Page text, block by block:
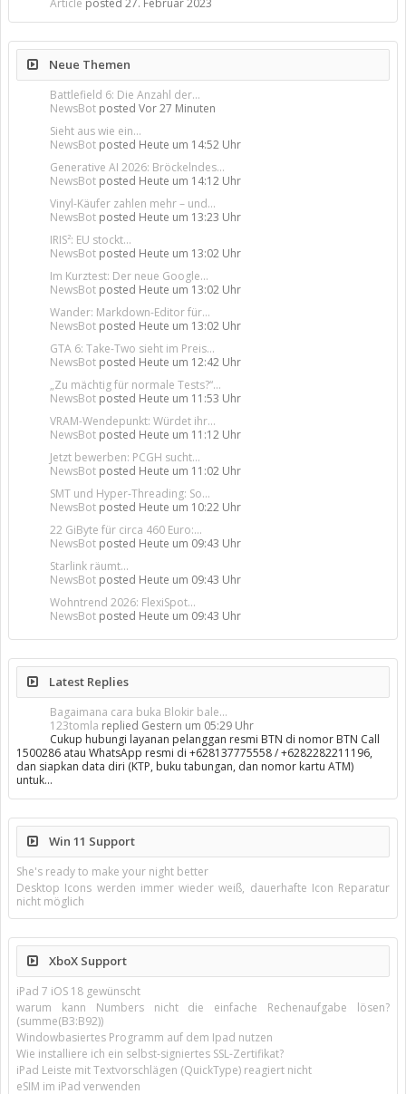
Article posted 27. Februar 2023
Neue Themen
Battlefield 6: Die Anzahl der...
NewsBot posted Vor 27 Minuten
Sieht aus wie ein...
NewsBot posted Heute um 14:52 Uhr
Generative AI 2026: Bröckelndes...
NewsBot posted Heute um 14:12 Uhr
Vinyl-Käufer zahlen mehr – und...
NewsBot posted Heute um 13:23 Uhr
IRIS²: EU stockt...
NewsBot posted Heute um 13:02 Uhr
Im Kurztest: Der neue Google...
NewsBot posted Heute um 13:02 Uhr
Wander: Markdown-Editor für...
NewsBot posted Heute um 13:02 Uhr
GTA 6: Take-Two sieht im Preis...
NewsBot posted Heute um 12:42 Uhr
„Zu mächtig für normale Tests?“...
NewsBot posted Heute um 11:53 Uhr
VRAM-Wendepunkt: Würdet ihr...
NewsBot posted Heute um 11:12 Uhr
Jetzt bewerben: PCGH sucht...
NewsBot posted Heute um 11:02 Uhr
SMT und Hyper-Threading: So...
NewsBot posted Heute um 10:22 Uhr
22 GiByte für circa 460 Euro:...
NewsBot posted Heute um 09:43 Uhr
Starlink räumt...
NewsBot posted Heute um 09:43 Uhr
Wohntrend 2026: FlexiSpot...
NewsBot posted Heute um 09:43 Uhr
Latest Replies
Bagaimana cara buka Blokir bale...
123tomla replied Gestern um 05:29 Uhr
Cukup hubungi layanan pelanggan resmi BTN di nomor BTN Call
1500286 atau WhatsApp resmi di +628137775558 / +6282282211196,
dan siapkan data diri (KTP, buku tabungan, dan nomor kartu ATM)
untuk…
Win 11 Support
She's ready to make your night better
Desktop Icons werden immer wieder weiß, dauerhafte Icon Reparatur
nicht möglich
XboX Support
iPad 7 iOS 18 gewünscht
warum kann Numbers nicht die einfache Rechenaufgabe lösen?
(summe(B3:B92))
Windowbasiertes Programm auf dem Ipad nutzen
Wie installiere ich ein selbst-signiertes SSL-Zertifikat?
iPad Leiste mit Textvorschlägen (QuickType) reagiert nicht
eSIM im iPad verwenden